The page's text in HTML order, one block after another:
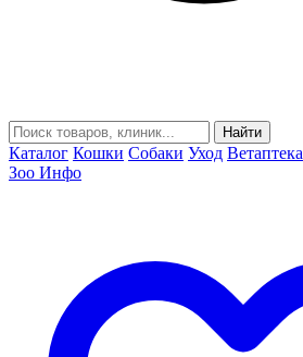
Найти
Каталог Кошки Собаки Уход Ветаптека
Зоо Инфо